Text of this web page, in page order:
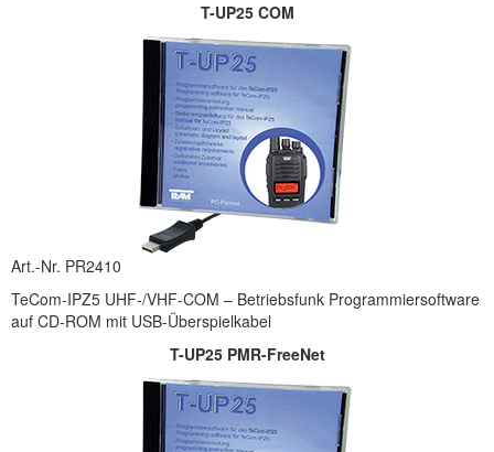
T-UP25 COM
Art.-Nr. PR2410
TeCom-IPZ5 UHF-/VHF-COM – Betriebsfunk Programmiersoftware
auf CD-ROM mit USB-Überspielkabel
T-UP25 PMR-FreeNet